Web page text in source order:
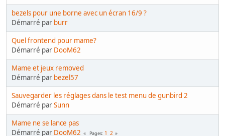
bezels pour une borne avec un écran 16/9 ?
Démarré par burr
Quel frontend pour mame?
Démarré par DooM62
Mame et jeux removed
Démarré par bezel57
Sauvegarder les réglages dans le test menu de gunbird 2
Démarré parSunn
Mame ne se lance pas
Démarré par DooM62 Pages 1 2